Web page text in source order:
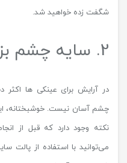
شگفت زده خواهید شد.
2. سایه چشم بزنید
در آرایش برای عینکی ها
چشم آسان نیست. خوشبختانه،
نکته وجود دارد که قبل از
می‌توانید با استفاده از پالت